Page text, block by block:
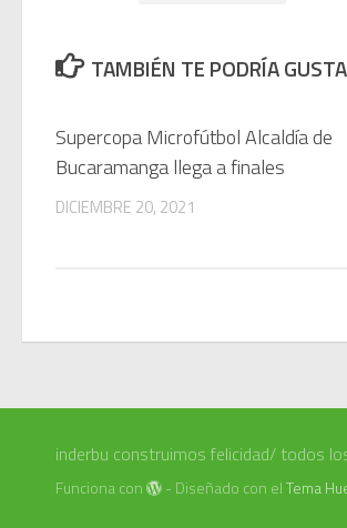
TAMBIÉN TE PODRÍA
Supercopa Microfútbol Alcaldía de
Bucaramanga llega a finales
DICIEMBRE 20, 2021
inderbu construimos felicidad/ todos
Funciona con - Diseñado con elTema